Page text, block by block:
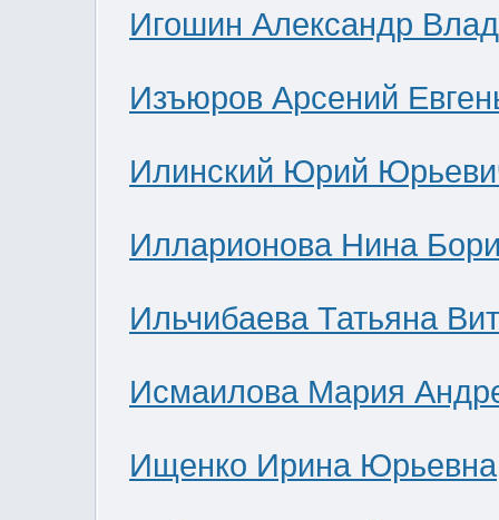
Игошин Александр
Изъюров Арсений
Илинский Юрий
Илларионова Нина
Ильчибаева Татьяна
Исмаилова Мария
Ищенко Ирина Юрьевна